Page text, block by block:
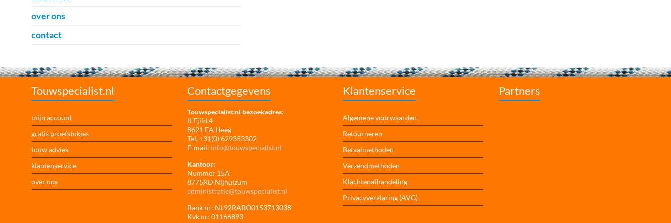
over ons
contact
Touwspecialist.nl
mijn account
gratis proefstukjes
touw advies
klantenservice
over ons
Contactgegevens
Touwspecialist.nl bezoekadres:
It Fjild 4
8621 EA Heeg
Tel. +31(0) 629353302
E-mail: info@touwspecialist.nl
Kantoor:
Nummer 15A
8775XD Nijhuizum
administratie@touwspecialist.nl
Bank nr: NL92RABO0153713038
Kvk nr: 01166893
Klantenservice
Algemene voorwaarden
Retourneren
Betaalmethoden
Verzendmethoden
Klachtenafhandeling
Privacyverklaring (AVG)
Partners